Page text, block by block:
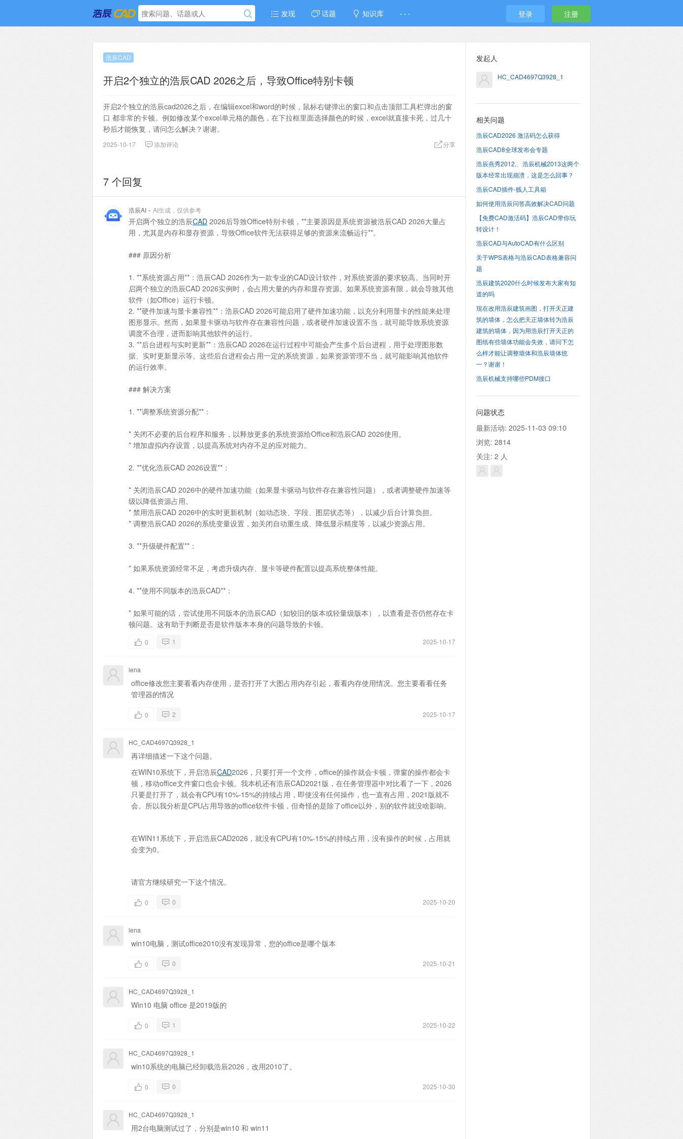
发现 话题 知识库 · · · 登录 注册
浩辰CAD
开启2个独立的浩辰CAD 2026之后，导致Office特别卡顿
开启2个独立的浩辰cad2026之后，在编辑excel和word的时候，鼠标右键弹出的窗口和点击顶部工具栏弹出的窗
口 都非常的卡顿。例如修改某个excel单元格的颜色，在下拉框里面选择颜色的时候，excel就直接卡死，过几十
秒后才能恢复，请问怎么解决？谢谢。
2025-10-17 添加评论 分享
7 个回复
浩辰AI - AI生成，仅供参考
开启两个独立的浩辰CAD 2026后导致Office特别卡顿，**主要原因是系统资源被浩辰CAD 2026大量占
用，尤其是内存和显存资源，导致Office软件无法获得足够的资源来流畅运行**。
### 原因分析
1. **系统资源占用**：浩辰CAD 2026作为一款专业的CAD设计软件，对系统资源的要求较高。当同时开
启两个独立的浩辰CAD 2026实例时，会占用大量的内存和显存资源。如果系统资源有限，就会导致其他
软件（如Office）运行卡顿。
2. **硬件加速与显卡兼容性**：浩辰CAD 2026可能启用了硬件加速功能，以充分利用显卡的性能来处理
图形显示。然而，如果显卡驱动与软件存在兼容性问题，或者硬件加速设置不当，就可能导致系统资源
调度不合理，进而影响其他软件的运行。
3. **后台进程与实时更新**：浩辰CAD 2026在运行过程中可能会产生多个后台进程，用于处理图形数
据、实时更新显示等。这些后台进程会占用一定的系统资源，如果资源管理不当，就可能影响其他软件
的运行效率。
### 解决方案
1. **调整系统资源分配**：
* 关闭不必要的后台程序和服务，以释放更多的系统资源给Office和浩辰CAD 2026使用。
* 增加虚拟内存设置，以提高系统对内存不足的应对能力。
2. **优化浩辰CAD 2026设置**：
* 关闭浩辰CAD 2026中的硬件加速功能（如果显卡驱动与软件存在兼容性问题），或者调整硬件加速等
级以降低资源占用。
* 禁用浩辰CAD 2026中的实时更新机制（如动态块、字段、图层状态等），以减少后台计算负担。
* 调整浩辰CAD 2026的系统变量设置，如关闭自动重生成、降低显示精度等，以减少资源占用。
3. **升级硬件配置**：
* 如果系统资源经常不足，考虑升级内存、显卡等硬件配置以提高系统整体性能。
4. **使用不同版本的浩辰CAD**：
* 如果可能的话，尝试使用不同版本的浩辰CAD（如较旧的版本或轻量级版本），以查看是否仍然存在卡
顿问题。这有助于判断是否是软件版本本身的问题导致的卡顿。
2025-10-17
0 1
lena
office修改您主要看看内存使用，是否打开了大图占用内存引起，看看内存使用情况。您主要看看任务
管理器的情况
2025-10-17
0 2
HC_CAD4697Q3928_1
再详细描述一下这个问题。
在WIN10系统下，开启浩辰CAD2026，只要打开一个文件，office的操作就会卡顿，弹窗的操作都会卡
顿，移动office文件窗口也会卡顿。我本机还有浩辰CAD2021版，在任务管理器中对比看了一下，2026
只要是打开了，就会有CPU有10%-15%的持续占用，即使没有任何操作，也一直有占用，2021版就不
会。所以我分析是CPU占用导致的office软件卡顿，但奇怪的是除了office以外，别的软件就没啥影响。
在WIN11系统下，开启浩辰CAD2026，就没有CPU有10%-15%的持续占用，没有操作的时候，占用就
会变为0。
请官方继续研究一下这个情况。
2025-10-20
0 0
lena
win10电脑，测试office2010没有发现异常，您的office是哪个版本
2025-10-21
0 0
HC_CAD4697Q3928_1
Win10 电脑 office 是2019版的
2025-10-22
0 1
HC_CAD4697Q3928_1
win10系统的电脑已经卸载浩辰2026，改用2010了。
2025-10-30
0 0
HC_CAD4697Q3928_1
用2台电脑测试过了，分别是win10 和 win11
发起人
HC_CAD4697Q3928_1
相关问题
浩辰CAD2026 激活码怎么获得
浩辰CAD8全球发布会专题
浩辰燕秀2012,、浩辰机械2013这两个
版本经常出现崩溃，这是怎么回事？
浩辰CAD插件-贱人工具箱
如何使用浩辰问答高效解决CAD问题
【免费CAD激活码】浩辰CAD带你玩
转设计！
浩辰CAD与AutoCAD有什么区别
关于WPS表格与浩辰CAD表格兼容问
题
浩辰建筑2020什么时候发布大家有知
道的吗
现在改用浩辰建筑画图，打开天正建
筑的墙体，怎么把天正墙体转为浩辰
建筑的墙体，因为用浩辰打开天正的
图纸有些墙体功能会失效，请问下怎
么样才能让调整墙体和浩辰墙体统
一？谢谢！
浩辰机械支持哪些PDM接口
问题状态
最新活动: 2025-11-03 09:10
浏览: 2814
关注: 2 人